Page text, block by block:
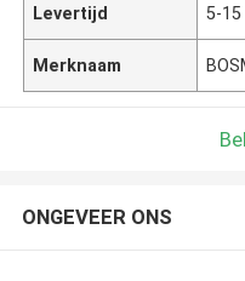
Levertijd 5-15
Merknaam
ONGEVEER ONS